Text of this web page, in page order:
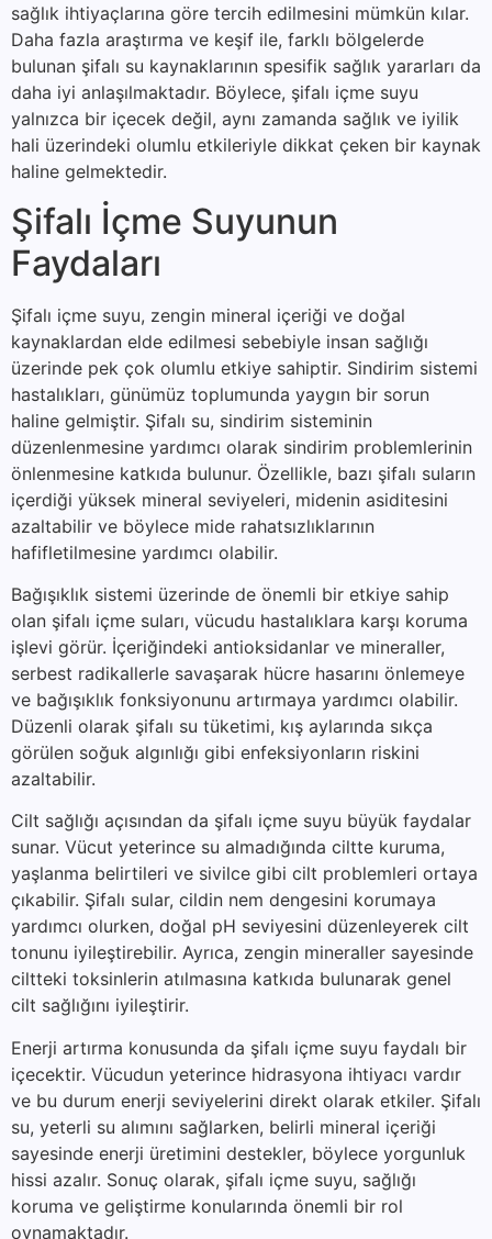
sağlık ihtiyaçlarına göre tercih edilmesini mümkün kılar.
Daha fazla araştırma ve keşif ile, farklı bölgelerde
bulunan şifalı su kaynaklarının spesifik sağlık yararları da
daha iyi anlaşılmaktadır. Böylece, şifalı içme suyu
yalnızca bir içecek değil, aynı zamanda sağlık ve iyilik
hali üzerindeki olumlu etkileriyle dikkat çeken bir kaynak
haline gelmektedir.
Şifalı İçme Suyunun
Faydaları
Şifalı içme suyu, zengin mineral içeriği ve doğal
kaynaklardan elde edilmesi sebebiyle insan sağlığı
üzerinde pek çok olumlu etkiye sahiptir. Sindirim sistemi
hastalıkları, günümüz toplumunda yaygın bir sorun
haline gelmiştir. Şifalı su, sindirim sisteminin
düzenlenmesine yardımcı olarak sindirim problemlerinin
önlenmesine katkıda bulunur. Özellikle, bazı şifalı suların
içerdiği yüksek mineral seviyeleri, midenin asiditesini
azaltabilir ve böylece mide rahatsızlıklarının
hafifletilmesine yardımcı olabilir.
Bağışıklık sistemi üzerinde de önemli bir etkiye sahip
olan şifalı içme suları, vücudu hastalıklara karşı koruma
işlevi görür. İçeriğindeki antioksidanlar ve mineraller,
serbest radikallerle savaşarak hücre hasarını önlemeye
ve bağışıklık fonksiyonunu artırmaya yardımcı olabilir.
Düzenli olarak şifalı su tüketimi, kış aylarında sıkça
görülen soğuk algınlığı gibi enfeksiyonların riskini
azaltabilir.
Cilt sağlığı açısından da şifalı içme suyu büyük faydalar
sunar. Vücut yeterince su almadığında ciltte kuruma,
yaşlanma belirtileri ve sivilce gibi cilt problemleri ortaya
çıkabilir. Şifalı sular, cildin nem dengesini korumaya
yardımcı olurken, doğal pH seviyesini düzenleyerek cilt
tonunu iyileştirebilir. Ayrıca, zengin mineraller sayesinde
ciltteki toksinlerin atılmasına katkıda bulunarak genel
cilt sağlığını iyileştirir.
Enerji artırma konusunda da şifalı içme suyu faydalı bir
içecektir. Vücudun yeterince hidrasyona ihtiyacı vardır
ve bu durum enerji seviyelerini direkt olarak etkiler. Şifalı
su, yeterli su alımını sağlarken, belirli mineral içeriği
sayesinde enerji üretimini destekler, böylece yorgunluk
hissi azalır. Sonuç olarak, şifalı içme suyu, sağlığı
koruma ve geliştirme konularında önemli bir rol
oynamaktadır.